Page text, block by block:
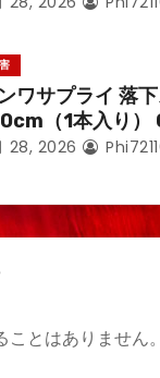
ワサプライ 落
（1本入り
28, 2026
とはありません。